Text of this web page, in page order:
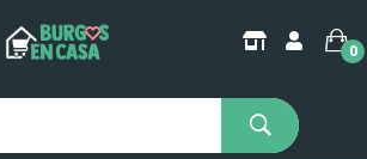
0